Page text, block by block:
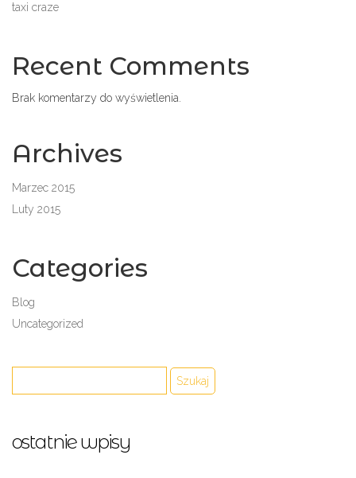
taxi craze
Recent Comments
Brak komentarzy do wyświetlenia.
Archives
Marzec 2015
Luty 2015
Categories
Blog
Uncategorized
ostatnie wpisy